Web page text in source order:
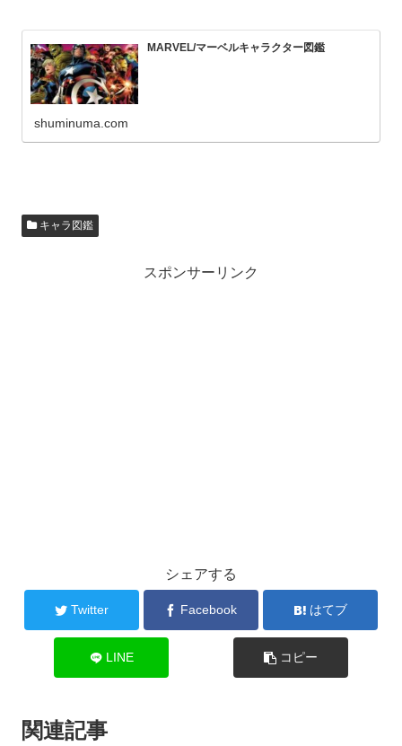
MARVEL/マーベルキャラクター図鑑
shuminuma.com
キャラ図鑑
スポンサーリンク
シェアする
Twitter Facebook はてブ
LINE コピー
関連記事